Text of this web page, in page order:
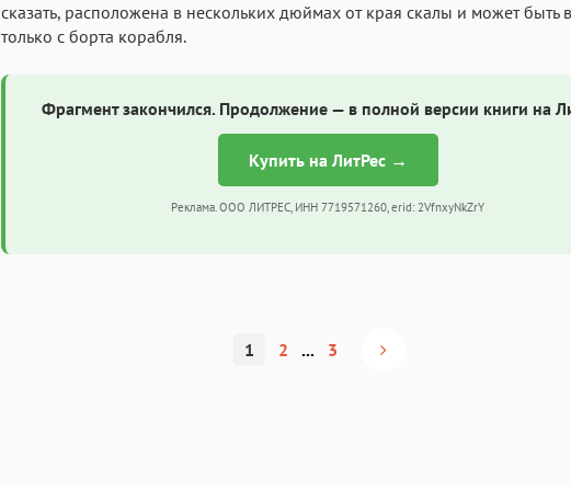
сказать, расположена в нескольких дюймах от края скалы и может быть
только с борта корабля.
Фрагмент закончился. Продолжение — в полной версии книги на
Купить на ЛитРес →
Реклама. ООО ЛИТРЕС, ИНН 7719571260, erid: 2VfnxyNkZrY
1 2 ... 3